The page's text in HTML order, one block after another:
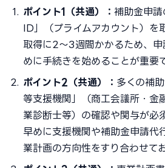
ポイント1（共通）： 補助金申
ID」（プライムアカウント）を
取得に2〜3週間かかるため、
めに手続きを始めることが重要で
ポイント2（共通）： 多くの補
等支援機関」（商工会議所・金
業診断士等）の確認や関与が必
早めに支援機関や補助金申請代
業計画の方向性をすり合わせて